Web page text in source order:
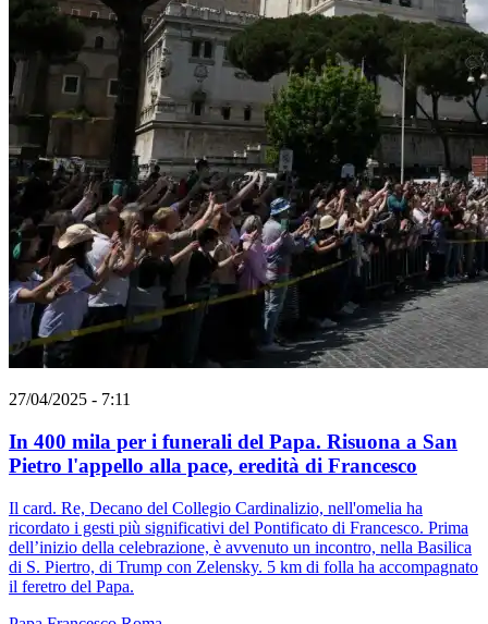
27/04/2025 - 7:11
In 400 mila per i funerali del Papa. Risuona a San
Pietro l'appello alla pace, eredità di Francesco
Il card. Re, Decano del Collegio Cardinalizio, nell'omelia ha
ricordato i gesti più significativi del Pontificato di Francesco. Prima
dell’inizio della celebrazione, è avvenuto un incontro, nella Basilica
di S. Piertro, di Trump con Zelensky. 5 km di folla ha accompagnato
il feretro del Papa.